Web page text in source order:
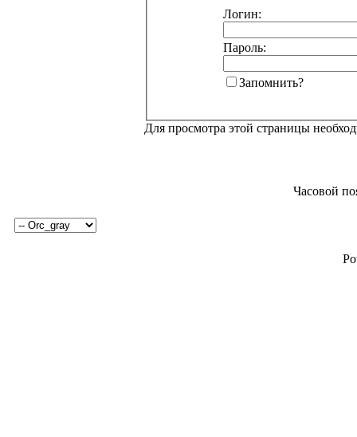
Логин:
Пароль:
Запомнить?
Для просмотра этой страницы
Часовой